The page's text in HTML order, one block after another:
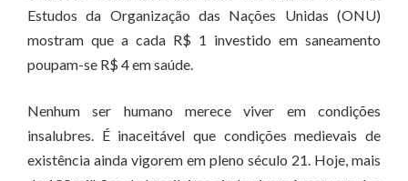
Estudos da Organização das Nações Unidas (ONU)
mostram que a cada R$ 1 investido em saneamento
poupam-se R$ 4 em saúde.
Nenhum ser humano merece viver em condições
insalubres. É inaceitável que condições medievais de
existência ainda vigorem em pleno século 21. Hoje, mais